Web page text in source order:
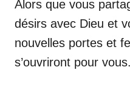
Alors que vous
désirs avec Dieu et
nouvelles portes et
s’ouvriront pour vous.